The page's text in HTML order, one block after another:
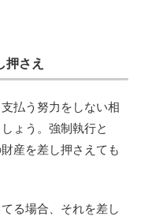
押さえ
払う努力をしない相
ょう。強制執行と
産を差し押さえても
る場合、それを差し